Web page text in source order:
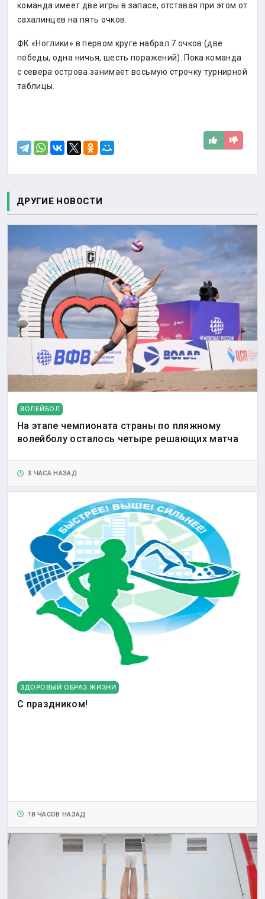
команда имеет две игры в запасе, отставая при этом от
сахалинцев на пять очков.
ФК «Ноглики» в первом круге набрал 7 очков (две
победы, одна ничья, шесть поражений). Пока команда
с севера острова занимает восьмую строчку турнирной
таблицы.
ДРУГИЕ НОВОСТИ
ВОЛЕЙБОЛ
На этапе чемпионата страны по пляжному
волейболу осталось четыре решающих матча
3 ЧАСА НАЗАД
ЗДОРОВЫЙ ОБРАЗ ЖИЗНИ
С праздником!
18 ЧАСОВ НАЗАД